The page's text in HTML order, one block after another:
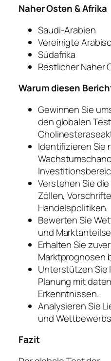
Naher Osten & Afrika
Saudi-Arabien
Vereinigte
Südafrika
Restlicher Naher
Warum diesen
Gewinnen Sie
den globalen
Identifizieren Sie
Verstehen Sie
Zöllen,
Handelspolitiken.
Bewerten Sie
und
Erhalten Sie
Marktprognosen
Unterstützen Sie
Planung mit
Erkenntnissen.
Analysieren Sie
und
Fazit